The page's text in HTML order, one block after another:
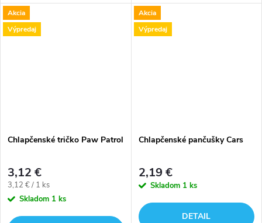
Akcia
Výpredaj
Chlapčenské tričko Paw Patrol
3,12 €
Jednotková
cena:
3,12 € / 1 ks
Skladom 1 ks
Akcia
Výpredaj
Chlapčenské pančušky Cars
2,19 €
Skladom 1 ks
DETAIL